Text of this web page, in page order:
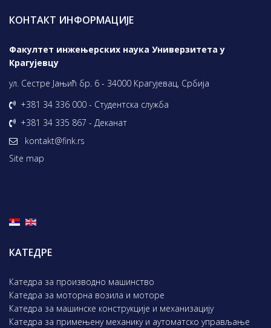
КОНТАКТ ИНФОРМАЦИЈЕ
Факултет инжењерских наука Универзитета у
Крагујевцу
ул. Сестре Јањић бр. 6 - 34000 Крагујевац, Србија
+381 34 336 000 - Студентска служба
+381 34 335 867 - Деканат
kontakt@fink.rs
Site map
КАТЕДРЕ
Катедра за производно машинство
Катедра за моторна возила и моторе
Катедра за машинске конструкције и механизацију
Катедра за примењену механику и аутоматско управљање